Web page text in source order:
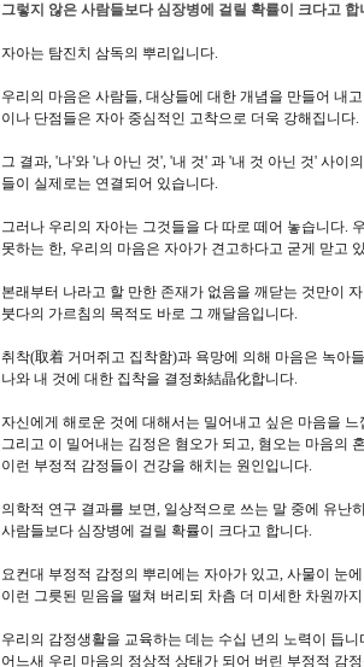
그렇지 않은 사람들보다 심장병에 걸릴 확률이 크다고 합
자아는 탐진치 삼독의 뿌리입니다.
우리의 마음은 사람들, 대상들에 대한 개념을 만들어 내
이나 단점들은 자아 중심적인 고착으로 더욱 강해집니다.
그 결과, '나'와 '나 아닌 것', '내 것' 과 '내 것 아닌 것' 사이
들이 실제로는 연결되어 있습니다.
그러나 우리의 자아는 그것들을 다 따로 떼어 놓습니다.
못하는 한, 우리의 마음은 자아가 견고하다고 굳게 맏고
본래부터 나라고 할 만한 존재가 없음을 깨닫는 것만이
붓다의 가르침의 목적도 바로 그 깨달음입니다.
취착(取着 거머쥐고 집착함)과 욕망에 의해 마음은 녹아
나와 내 것에 대한 집착을 결정화結晶化합니다.
자신에게 해로운 것에 대해서는 밀어내고 싶은 마음을 느
그리고 이 밀어내는 김정은 혐오가 되고, 혐오는 마음의
이런 부정적 감정들이 건강을 해치는 원인입니다.
의학적 연구 결과를 보면, 일상적으로 쓰는 말 중에 유난
사람들보다 심장병에 걸릴 확률이 크다고 합니다.
요컨대 부정적 감정의 뿌리에는 자아가 있고, 사물이 눈
이런 그릇된 믿음을 떨쳐 버리되 차츰 더 미세한 차원까
우리의 감정생활을 교육하는 데는 수십 년의 노력이 듭니
어느새 우리 마음의 정상적 상태가 되어 버린 부정적 감